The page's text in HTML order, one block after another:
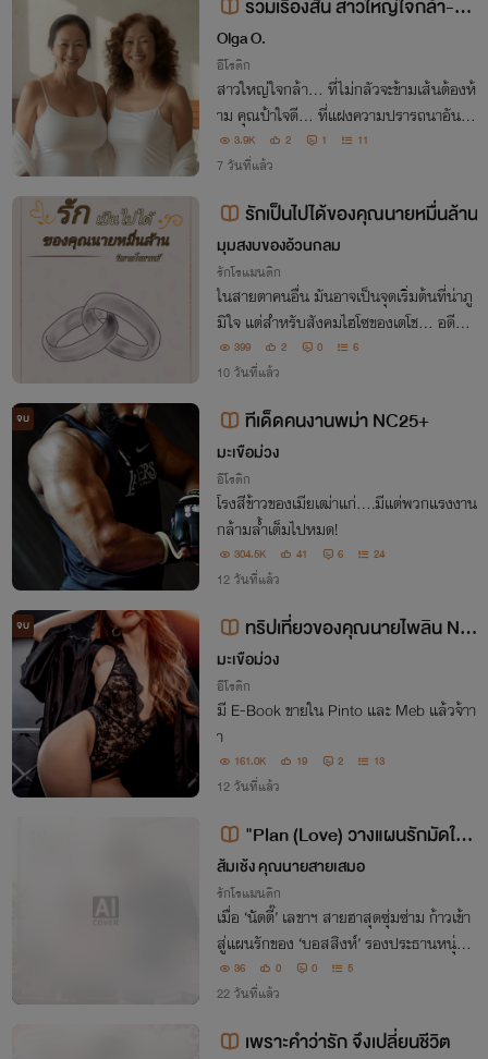
รวมเรื่องสั้น สาวใหญ่ใจกล้า-คุ
ณป้าใจดี (NC++) เรื่องที่ 1 คุณป้าพ
าเพลิน
Olga O.
อีโรติก
สาวใหญ่ใจกล้า… ที่ไม่กลัวจะข้ามเส้นต้องห้
าม คุณป้าใจดี… ที่แฝงความปรารถนาอันร้อ
นแรง เรื่องราวของผู้หญิงวัย 40-50+กับหนุ่
มน้อยที่ทำให้หัวใจและเรือนร่างของพวกเธอ
3.9K 2 1 11
7 วันที่แล้ว
รักเป็นไปได้ของคุณนายหมื่นล้าน
มุมสงบของอ้วนกลม
รักโรแมนติก
​ในสายตาคนอื่น มันอาจเป็นจุดเริ่มต้นที่น่าภู
มิใจ แต่สำหรับสังคมไฮโซของเตโช... อดีตข
องเธอคือ 'ความต่ำต้อย' ที่ไม่มีวันลบเลือน
399 2 0 6
10 วันที่แล้ว
จบ ทีเด็ดคนงานพม่า NC25+
มะเขือม่วง
อีโรติก
โรงสีข้าวของเมียเฒ่าแก่....มีแต่พวกแรงงาน
กล้ามล้ำเต็มไปหมด!
304.5K 41 6 24
12 วันที่แล้ว
จบ
ทริปเที่ยวของคุณนายไพลิน NC
25+
มะเขือม่วง
อีโรติก
มี E-Book ขายใน Pinto และ Meb แล้วจ้าา
า
161.0K 19 2 13
12 วันที่แล้ว
"Plan (Love) วางแผนรักมัดใจยั
ยเลขาฯ"
ส้มเช้ง คุณนายสายเสมอ
รักโรแมนติก
เมื่อ ‘นัดตี๊’ เลขาฯ สายฮาสุดซุ่มซ่าม ก้าวเข้า
สู่แผนรักของ ‘บอสสิงห์’ รองประธานหนุ่มม
าดนิ่งอดีตรุ่นพี่วิศวะ ที่ยอมวางแผนนาน 4 ปี
เพื่อดึงเธอมาอยู่ข้างกาย ความใกล้ชิดปนคว
ามโก๊ะจึงเริ่มเขย่าหัวใจคนหน้านิ
36 0 0 5
22 วันที่แล้ว
เพราะคำว่ารัก จึงเปลี่ยนชีวิต